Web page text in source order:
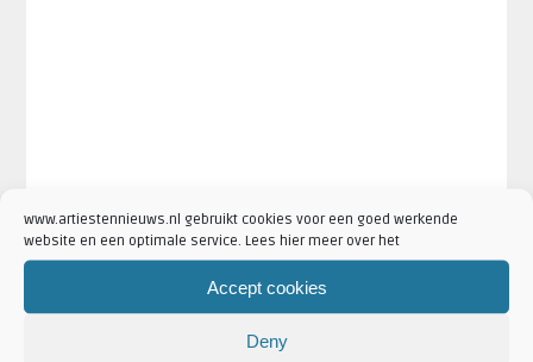
www.artiestennieuws.nl gebruikt cookies voor een goed werkende
website en een optimale service. Lees hier meer over het
Accept cookies
Deny
Artikel Tags: Ayreon·Ayreon 013·Ayreon concert·Ayreon
·Ayreon uitverkocht